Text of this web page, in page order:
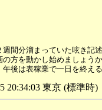
間分溜まっていた呟き記
方を動かし始めましょうか
は表稼業で一日を終える
20:34:03 東京 (標準時)